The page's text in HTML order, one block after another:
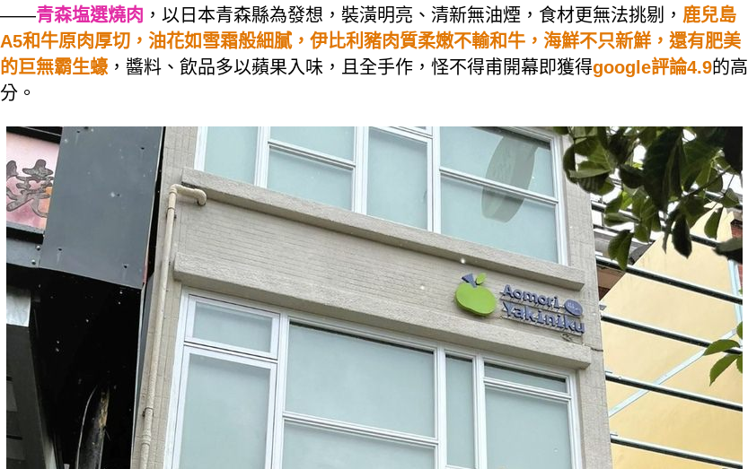
——青森塩選燒肉 ，以日本青森縣為發想，裝潢明亮、清新無油煙，食材更無法挑剔， 鹿兒島
A5和牛原肉厚切，油花如雪霜般細膩，伊比利豬肉質柔嫩不輸和牛，海鮮不只新鮮，還有肥美
的巨無霸生蠔 ，醬料、飲品多以蘋果入味，且全手作，怪不得甫開幕即獲得google評論4.9的高
分。